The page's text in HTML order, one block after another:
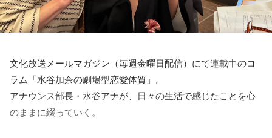
【8位】蟹座（かに座）
ヨガや瞑想をすることで運気がアップする日です。今のご自
にアクセスしてみてください。大切な気づきがあるかもしれ
ませんよ。
忘れているというか…その1週間で他のドラマや映画を多数見
てしまうのでいろいろな内容が混ざってしまって…。
学校の友達とそのドラマの話で盛り上がるので内容を忘れた
り他とごっちゃになってしまうこともなかったし。
あまりに情報量が多い今は、まとめて一気見するほうがいい
かも。（でもラジオでリアルタイムの感想をネタにできない
文化放送メールマガジン（毎週金曜日配信）にて連載中のコ
ラム「水谷加奈の劇場型恋愛体質」。
アナウンス部長・水谷アナが、日々の生活で感じたことを心
のままに綴っていく。